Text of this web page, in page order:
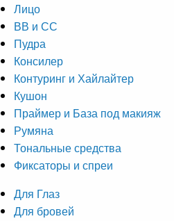
Лицо
ВВ и СС
Пудра
Консилер
Контуринг и Хайлайтер
Кушон
Праймер и База под макияж
Румяна
Тональные средства
Фиксаторы и спреи
Для Глаз
Для бровей